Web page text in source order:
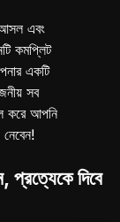
এবং
কমপ্লিট
একটি
সব
করে আপনি
প্রত্যেকে দিবে